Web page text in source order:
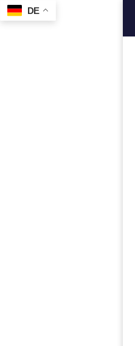
DE